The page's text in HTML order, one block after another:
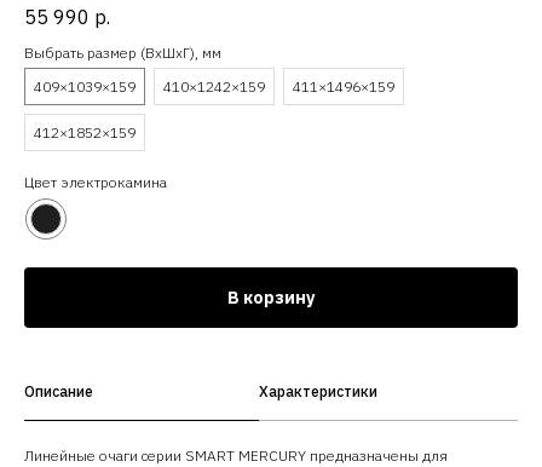
55 990 р.
Выбрать размер (ВхШхГ), мм
409×1039×159
410×1242×159 411×1496×159
412×1852×159
Цвет электрокамина
В корзину
Описание Характеристики
Линейные очаги серии SMART MERCURY предназначены для